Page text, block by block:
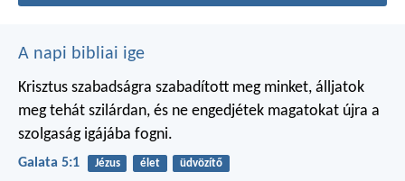
A napi bibliai ige
Krisztus szabadságra szabadított meg minket, álljatok
meg tehát szilárdan, és ne engedjétek magatokat újra a
szolgaság igájába fogni.
Galata 5:1 Jézus élet üdvözítő